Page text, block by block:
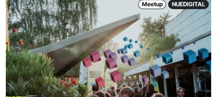
Meetup NUEDIGITAL